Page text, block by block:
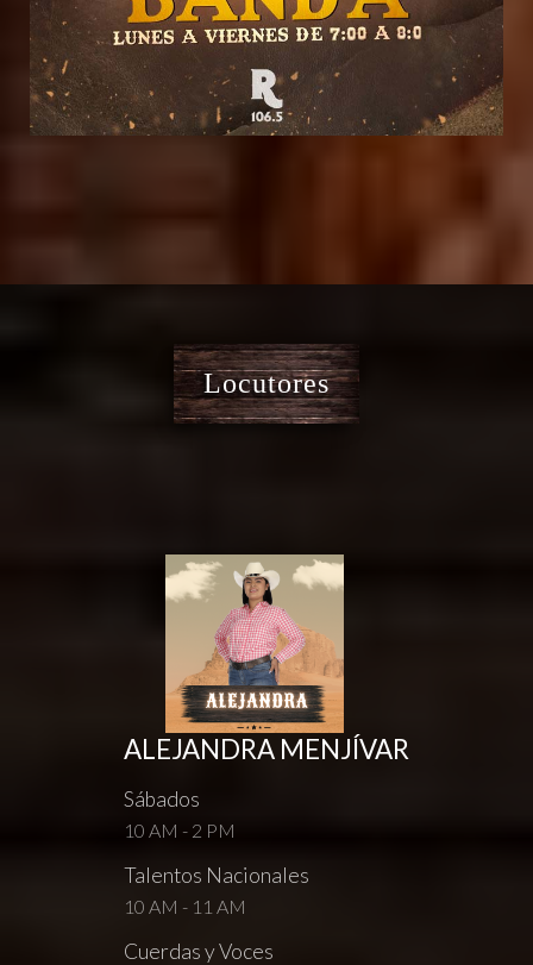
Locutores
ALEJANDRA MENJÍVAR
Sábados
10 AM - 2 PM
Talentos Nacionales
10 AM - 11 AM
Cuerdas y Voces